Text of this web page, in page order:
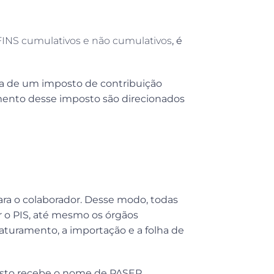
cumulativos e não cumulativos, é
de um imposto de contribuição
desse imposto são direcionados
o colaborador. Desse modo, todas
PIS, até mesmo os órgãos
a importação e a folha de